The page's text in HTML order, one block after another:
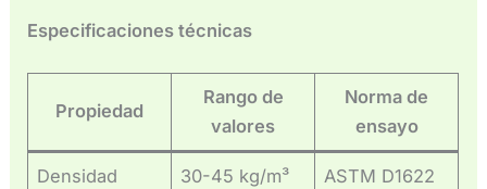
Especificaciones técnicas
Propiedad
Rango de
valores
Norma de
ensayo
Densidad 30-45 kg/m³ ASTM D1622